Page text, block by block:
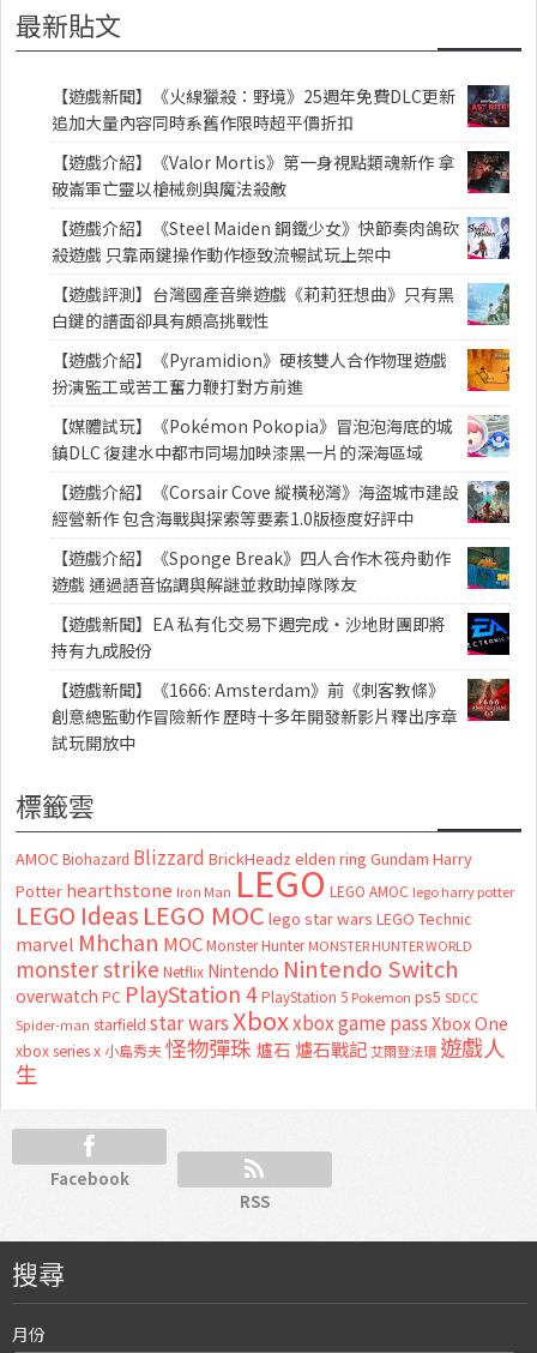
最新貼文
【遊戲新聞】《火線獵殺：野境》25週年免費DLC更新
追加大量內容同時系舊作限時超平價折扣
【遊戲介紹】《Valor Mortis》第一身視點類魂新作 拿
破崙軍亡靈以槍械劍與魔法殺敵
【遊戲介紹】《Steel Maiden 鋼鐵少女》快節奏肉鴿砍
殺遊戲 只靠兩鍵操作動作極致流暢試玩上架中
【遊戲評測】台灣國產音樂遊戲《莉莉狂想曲》只有黑
白鍵的譜面卻具有頗高挑戰性
【遊戲介紹】《Pyramidion》硬核雙人合作物理遊戲
扮演監工或苦工奮力鞭打對方前進
【媒體試玩】《Pokémon Pokopia》冒泡泡海底的城
鎮DLC 復建水中都市同場加映漆黑一片的深海區域
【遊戲介紹】《Corsair Cove 縱橫秘灣》海盜城市建設
經營新作 包含海戰與探索等要素1.0版極度好評中
【遊戲介紹】《Sponge Break》四人合作木筏舟動作
遊戲 通過語音協調與解謎並救助掉隊隊友
【遊戲新聞】EA 私有化交易下週完成・沙地財團即將
持有九成股份
【遊戲新聞】《1666: Amsterdam》前《刺客教條》
創意總監動作冒險新作 歷時十多年開發新影片釋出序章
試玩開放中
標籤雲
AMOC Biohazard Blizzard BrickHeadz elden ring Gundam Harry
Potter hearthstone Iron Man LEGO LEGO AMOC lego harry potter
LEGO Ideas LEGO MOC lego star wars LEGO Technic
marvel Mhchan MOC Monster Hunter MONSTER HUNTER WORLD
monster strike Netflix Nintendo Nintendo Switch
overwatch PC PlayStation 4 PlayStation 5 Pokemon ps5 SDCC
Spider-man starfield star warsXboxxbox game passXbox One
xbox series x 小島秀夫怪物彈珠 爐石 爐石戰記艾爾登法環 遊戲人
生
Facebook
RSS
搜尋
月份